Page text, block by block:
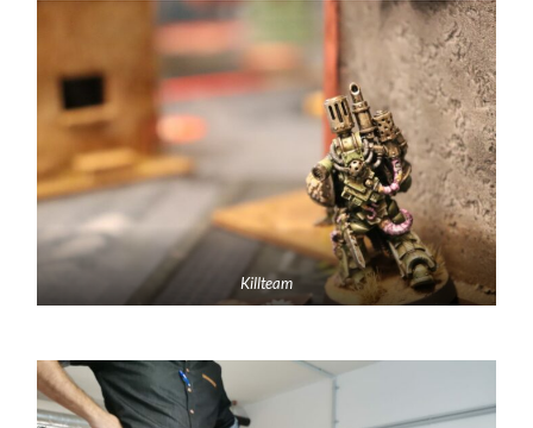
Killteam